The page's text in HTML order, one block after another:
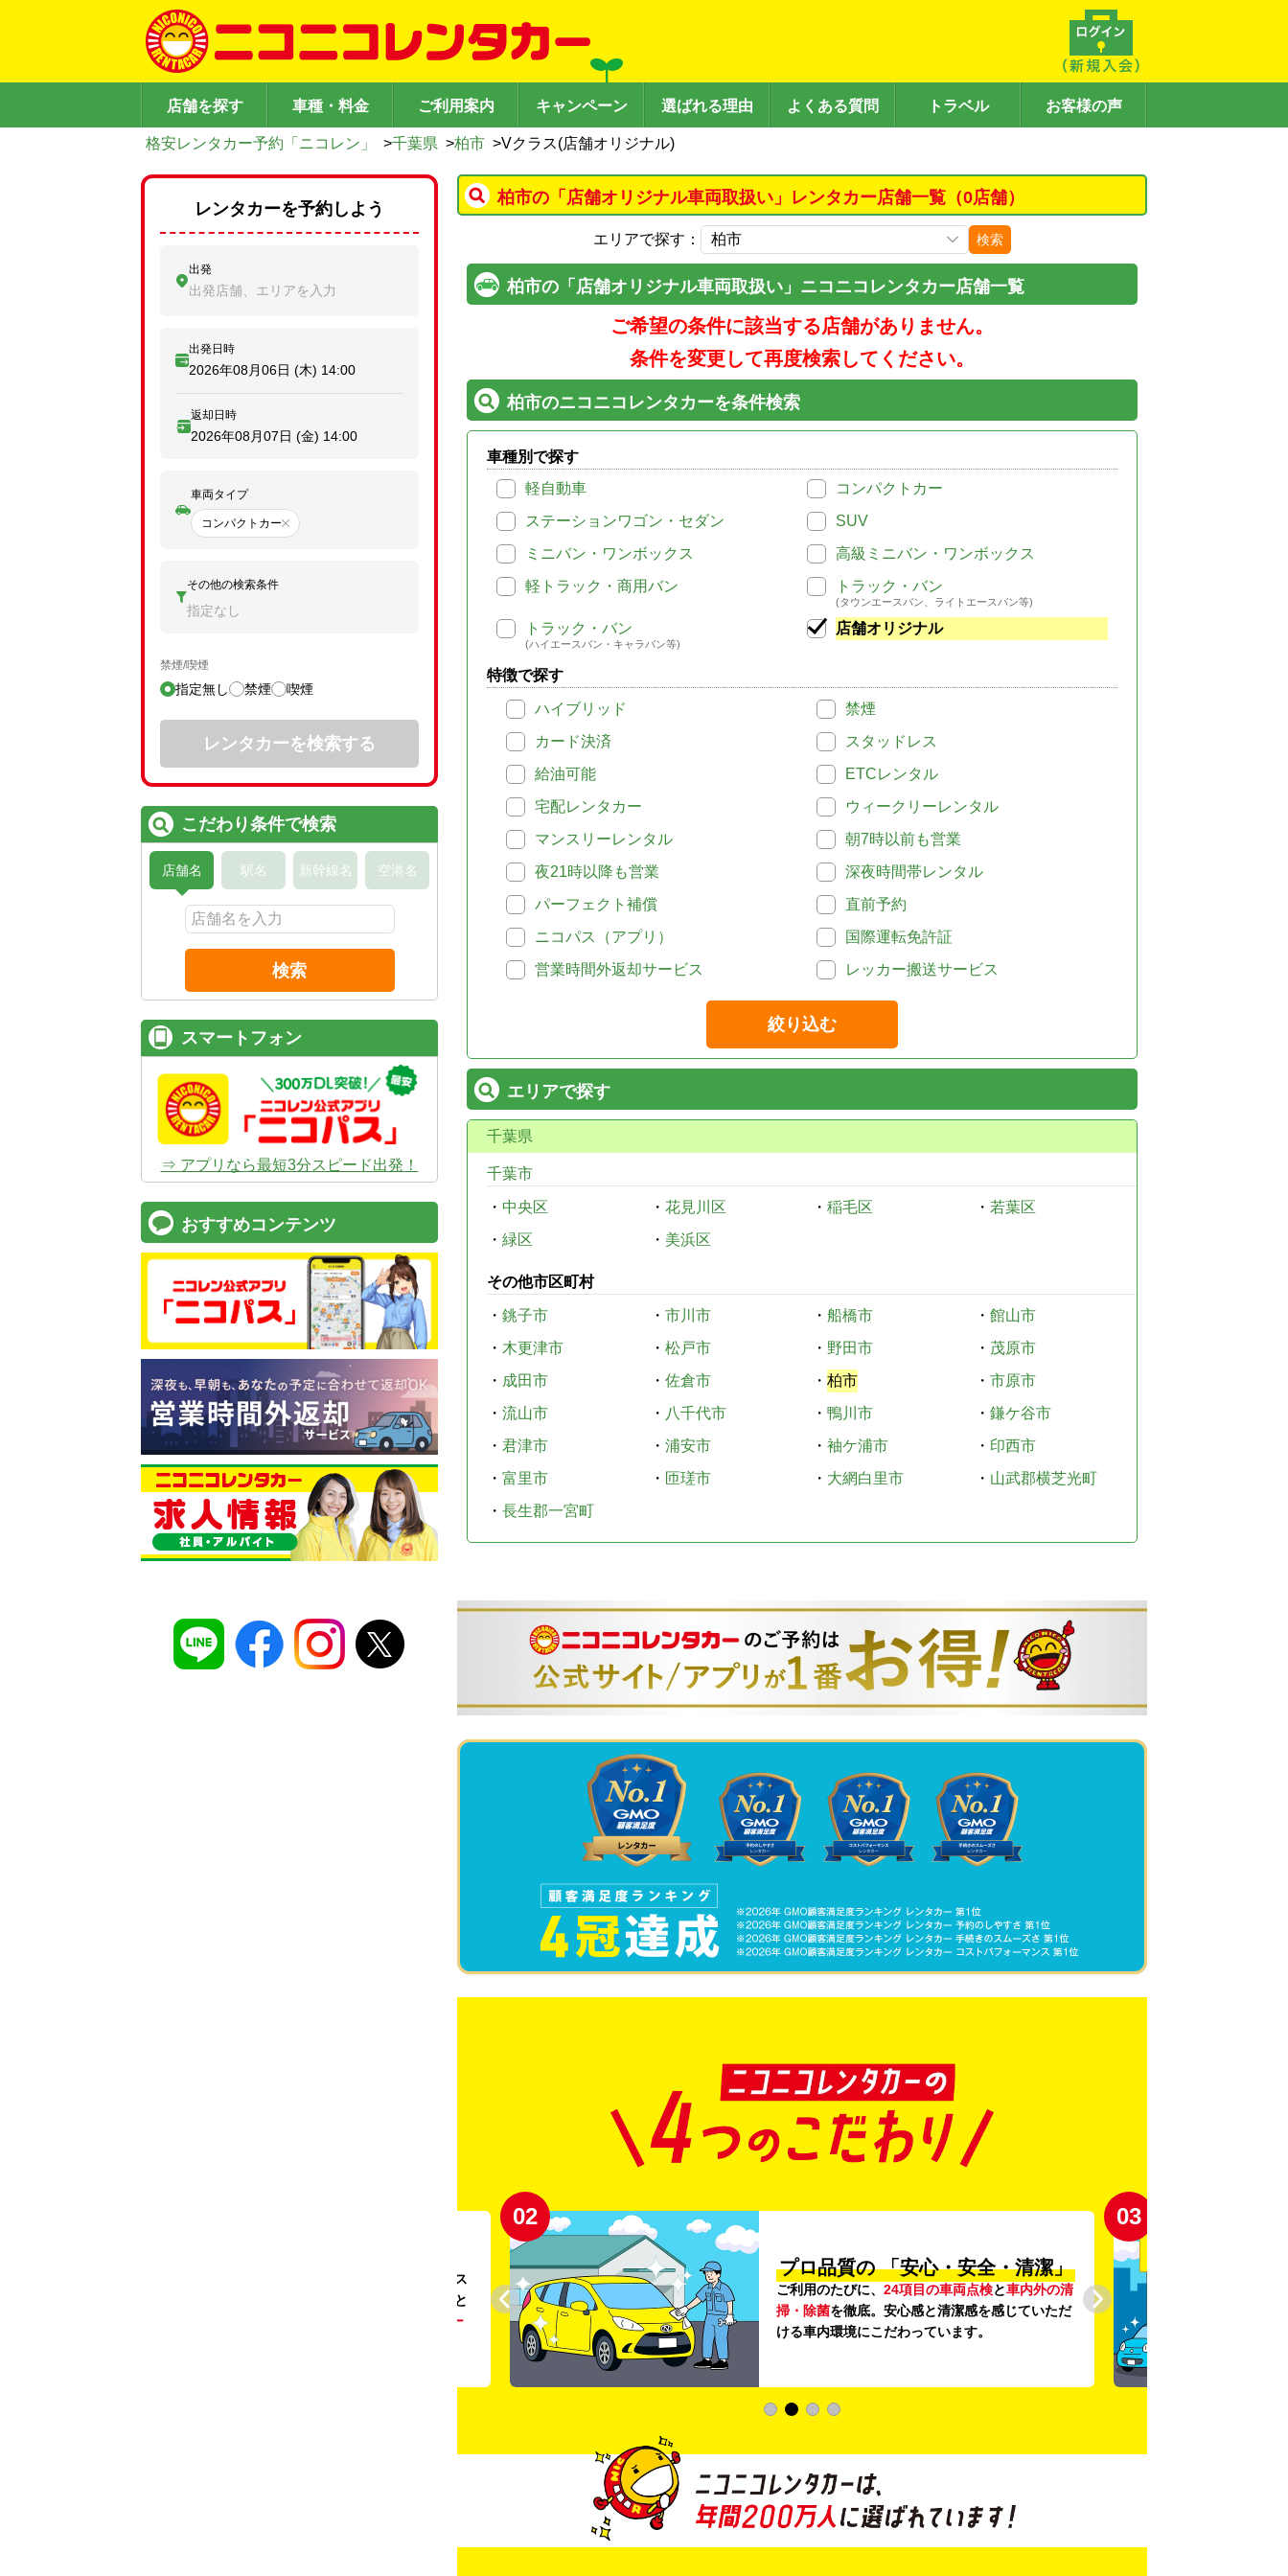
店舗を探す 車種・料金 ご利用案内 キャンペーン 選ばれる理由 よくある質問 トラベル お客様の声
格安レンタカー予約「ニコレン」 >千葉県 >柏市 >Vクラス(店舗オリジナル)
柏市の「店舗オリジナル車両取扱い」レンタカー店舗一覧（0店舗）
エリアで探す： 検索
柏市の「店舗オリジナル車両取扱い」ニコニコレンタカー店舗一覧
ご希望の条件に該当する店舗がありません。
条件を変更して再度検索してください。
柏市のニコニコレンタカーを条件検索
車種別で探す
軽自動車
コンパクトカー
ステーションワゴン・セダン
SUV
ミニバン・ワンボックス
高級ミニバン・ワンボックス
軽トラック・商用バン
トラック・バン
(タウンエースバン、ライトエースバン等)
トラック・バン
(ハイエースバン・キャラバン等)
店舗オリジナル
特徴で探す
ハイブリッド
禁煙
カード決済
スタッドレス
給油可能
ETCレンタル
宅配レンタカー
ウィークリーレンタル
マンスリーレンタル
朝7時以前も営業
夜21時以降も営業
深夜時間帯レンタル
パーフェクト補償
直前予約
ニコパス（アプリ）
国際運転免許証
営業時間外返却サービス
レッカー搬送サービス
絞り込む
エリアで探す
千葉県
千葉市
・ 中央区 ・ 花見川区 ・ 稲毛区 ・ 若葉区
・ 緑区 ・ 美浜区
その他市区町村
・ 銚子市 ・ 市川市 ・ 船橋市 ・ 館山市
・ 木更津市 ・ 松戸市 ・ 野田市 ・ 茂原市
・ 成田市 ・ 佐倉市 ・ 柏市 ・ 市原市
・ 流山市 ・ 八千代市 ・ 鴨川市 ・ 鎌ケ谷市
・ 君津市 ・ 浦安市 ・ 袖ケ浦市 ・ 印西市
・ 富里市 ・ 匝瑳市 ・ 大網白里市 ・ 山武郡横芝光町
・ 長生郡一宮町
。ガソリンス
タンドや整備工場の既存インフラを活用すること
リー
02
プロ品質の 「安心・安全・清潔」
ご利用のたびに、 24項目の車両点検と車内外の清
掃・除菌を徹底。安心感と清潔感を感じていただ
ける車内環境にこだわっています。
03
レンタカーを予約しよう
出発
出発店舗、エリアを入力
出発日時
2026年08月06日 (木) 14:00
返却日時
2026年08月07日 (金) 14:00
車両タイプ
コンパクトカー
その他の検索条件
指定なし
禁煙/喫煙
指定無し 禁煙 喫煙
レンタカーを検索する
こだわり条件で検索
店舗名 駅名 新幹線名 空港名
検索
スマートフォン
⇒ アプリなら最短3分スピード出発！
おすすめコンテンツ